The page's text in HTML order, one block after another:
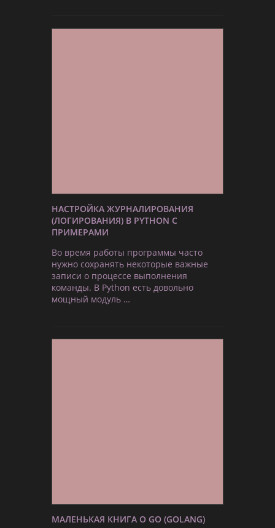
НАСТРОЙКА ЖУРНАЛИРОВАНИЯ
(ЛОГИРОВАНИЯ) В PYTHON С
ПРИМЕРАМИ
Во время работы программы часто
нужно сохранять некоторые важные
записи о процессе выполнения
команды. В Python есть довольно
мощный модуль …
МАЛЕНЬКАЯ КНИГА О GO (GOLANG)